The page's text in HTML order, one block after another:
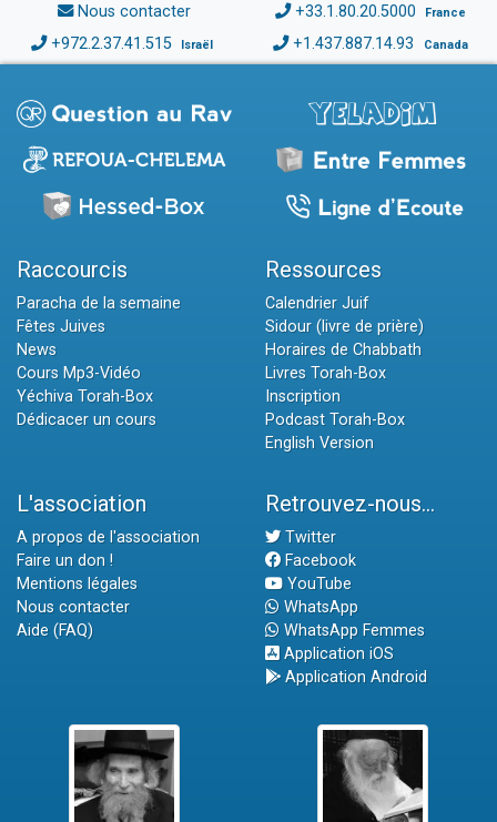
Nous contacter +33.1.80.20.5000 France
+972.2.37.41.515 Israël +1.437.887.14.93 Canada
Raccourcis
Paracha de la semaine
Fêtes Juives
News
Cours Mp3-Vidéo
Yéchiva Torah-Box
Dédicacer un cours
Ressources
Calendrier Juif
Sidour (livre de prière)
Horaires de Chabbath
Livres Torah-Box
Inscription
Podcast Torah-Box
English Version
L'association
A propos de l'association
Faire un don !
Mentions légales
Nous contacter
Aide (FAQ)
Retrouvez-nous...
Twitter
Facebook
YouTube
WhatsApp
WhatsApp Femmes
Application iOS
Application Android